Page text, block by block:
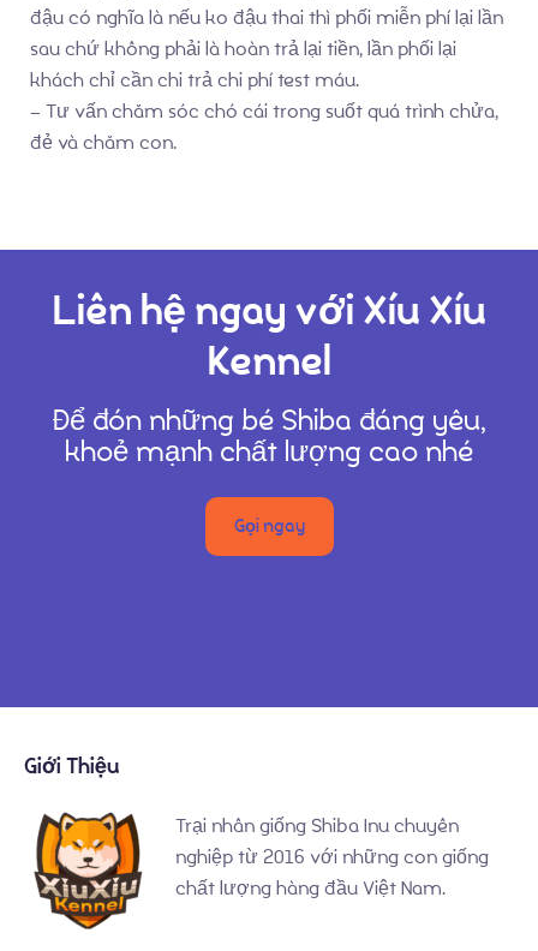
đậu có nghĩa là nếu ko đậu thai thì phối miễn phí lại lần
sau chứ không phải là hoàn trả lại tiền, lần phối lại
khách chỉ cần chi trả chi phí test máu.
– Tư vấn chăm sóc chó cái trong suốt quá trình chửa,
đẻ và chăm con.
Liên hệ ngay với Xíu Xíu
Kennel
Để đón những bé Shiba đáng yêu,
khoẻ mạnh chất lượng cao nhé
Gọi ngay
Giới Thiệu
Trại nhân giống Shiba Inu chuyên
nghiệp từ 2016 với những con giống
chất lượng hàng đầu Việt Nam.